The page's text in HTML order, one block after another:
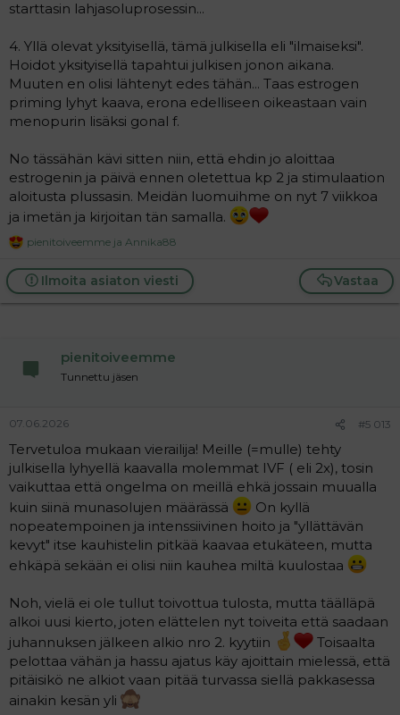
starttasin lahjasoluprosessin...
4. Yllä olevat yksityisellä, tämä julkisella eli "ilmaiseksi".
Hoidot yksityisellä tapahtui julkisen jonon aikana.
Muuten en olisi lähtenyt edes tähän... Taas estrogen
priming lyhyt kaava, erona edelliseen oikeastaan vain
menopurin lisäksi gonal f.
No tässähän kävi sitten niin, että ehdin jo aloittaa
estrogenin ja päivä ennen oletettua kp 2 ja stimulaation
aloitusta plussasin. Meidän luomuihme on nyt 7 viikkoa
ja imetän ja kirjoitan tän samalla.
R
a
c
t
pienitoiveemme ja Annika88
Vastaa
Ilmoita asiaton viesti
pienitoiveemme
Tunnettu jäsen
07.06.2026 #5 013
Tervetuloa mukaan vierailija! Meille (=mulle) tehty
julkisella lyhyellä kaavalla molemmat IVF ( eli 2x), tosin
vaikuttaa että ongelma on meillä ehkä jossain muualla
kuin siinä munasolujen määrässä
On kyllä
nopeatempoinen ja intenssiivinen hoito ja "yllättävän
kevyt" itse kauhistelin pitkää kaavaa etukäteen, mutta
ehkäpä sekään ei olisi niin kauhea miltä kuulostaa
Noh, vielä ei ole tullut toivottua tulosta, mutta täälläpä
alkoi uusi kierto, joten elättelen nyt toiveita että saadaan
juhannuksen jälkeen alkio nro 2. kyytiin
Toisaalta
pelottaa vähän ja hassu ajatus käy ajoittain mielessä, että
pitäisikö ne alkiot vaan pitää turvassa siellä pakkasessa
ainakin kesän yli